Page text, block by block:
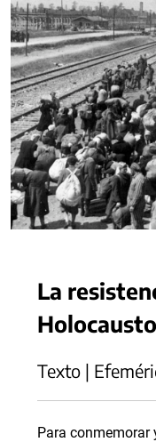
La
Holocausto
Texto |
Para conmemorar